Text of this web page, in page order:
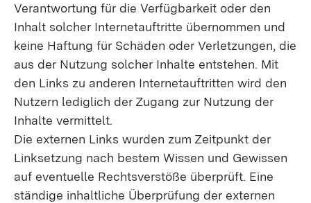
Verantwortung für die Verfügbarkeit oder den
Inhalt solcher Internetauftritte übernommen und
keine Haftung für Schäden oder Verletzungen, die
aus der Nutzung solcher Inhalte entstehen. Mit
den Links zu anderen Internetauftritten wird den
Nutzern lediglich der Zugang zur Nutzung der
Inhalte vermittelt.
Die externen Links wurden zum Zeitpunkt der
Linksetzung nach bestem Wissen und Gewissen
auf eventuelle Rechtsverstöße überprüft. Eine
ständige inhaltliche Überprüfung der externen